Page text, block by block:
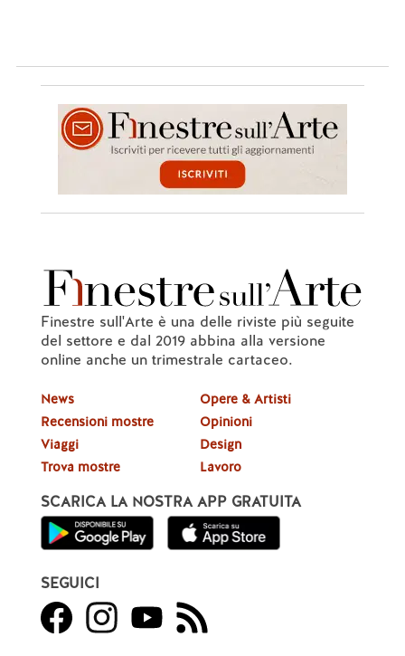
Finestre sull'Arte è una delle riviste più seguite
del settore e dal 2019 abbina alla versione
online anche un trimestrale cartaceo.
News
Recensioni mostre
Viaggi
Trova mostre
Opere & Artisti
Opinioni
Design
Lavoro
SCARICA LA NOSTRA APP GRATUITA
SEGUICI